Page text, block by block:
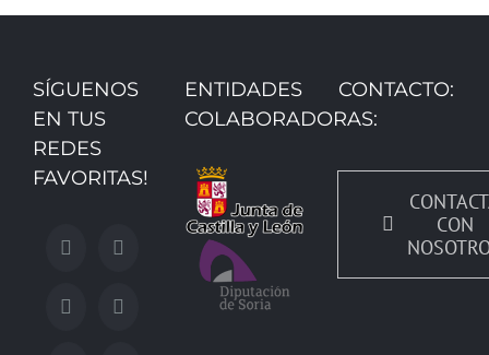
SÍGUENOS
EN TUS
REDES
FAVORITAS!
ENTIDADES
COLABORADORAS:
CONTACTO:
CON